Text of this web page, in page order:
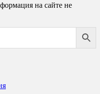
на сайте не